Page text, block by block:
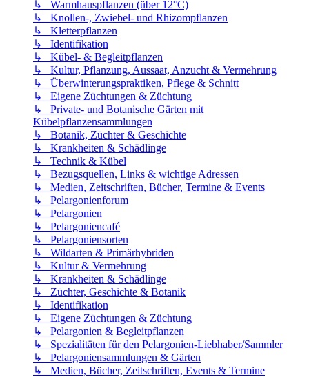
↳ Warmhauspflanzen (über 12°C)
↳ Knollen-, Zwiebel- und Rhizompflanzen
↳ Kletterpflanzen
↳ Identifikation
↳ Kübel- & Begleitpflanzen
↳ Kultur, Pflanzung, Aussaat, Anzucht & Vermehrung
↳ Überwinterungspraktiken, Pflege & Schnitt
↳ Eigene Züchtungen & Züchtung
↳ Private- und Botanische Gärten mit
Kübelpflanzensammlungen
↳ Botanik, Züchter & Geschichte
↳ Krankheiten & Schädlinge
↳ Technik & Kübel
↳ Bezugsquellen, Links & wichtige Adressen
↳ Medien, Zeitschriften, Bücher, Termine & Events
↳ Pelargonienforum
↳ Pelargonien
↳ Pelargoniencafé
↳ Pelargoniensorten
↳ Wildarten & Primärhybriden
↳ Kultur & Vermehrung
↳ Krankheiten & Schädlinge
↳ Züchter, Geschichte & Botanik
↳ Identifikation
↳ Eigene Züchtungen & Züchtung
↳ Pelargonien & Begleitpflanzen
↳ Spezialitäten für den Pelargonien-Liebhaber/Sammler
↳ Pelargoniensammlungen & Gärten
↳ Medien, Bücher, Zeitschriften, Events & Termine